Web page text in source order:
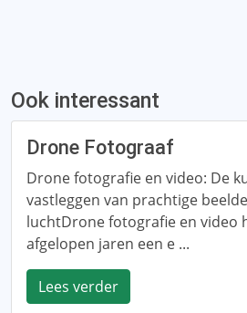
Ook interessant
Drone Fotograaf
Drone fotografie en video: De
vastleggen van prachtige
luchtDrone fotografie en video
afgelopen jaren een e ...
Lees verder